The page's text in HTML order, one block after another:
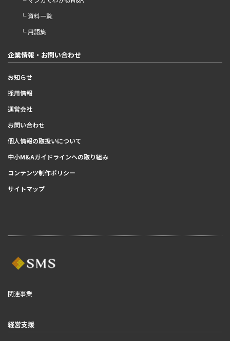
└ 資料一覧
└ 用語集
企業情報・お問い合わせ
お知らせ
採用情報
運営会社
お問い合わせ
個人情報の取扱いについて
中小M&Aガイドラインへの取り組み
コンテンツ制作ポリシー
サイトマップ
関連事業
経営支援